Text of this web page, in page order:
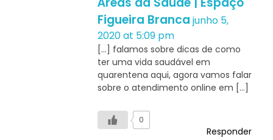
Figueira Branca junho 5,
2020 at 5:09 pm
[…] falamos sobre dicas de como
ter uma vida saudável em
quarentena aqui, agora vamos falar
sobre o atendimento online em […]
0
Responder